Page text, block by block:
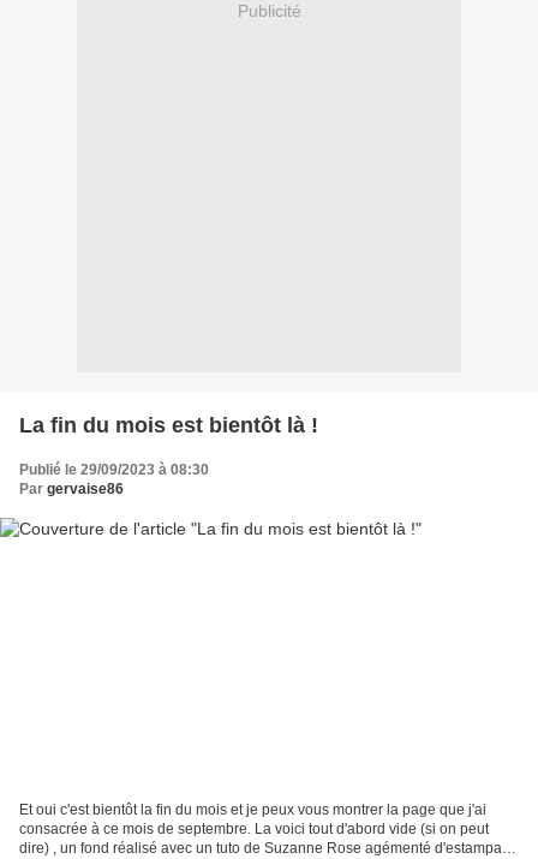
Publicité
La fin du mois est bientôt là !
Publié le 29/09/2023 à 08:30
Par gervaise86
Et oui c'est bientôt la fin du mois et je peux vous montrer la page que j'ai
consacrée à ce mois de septembre. La voici tout d'abord vide (si on peut
dire) , un fond réalisé avec un tuto de Suzanne Rose agémenté d'estampage